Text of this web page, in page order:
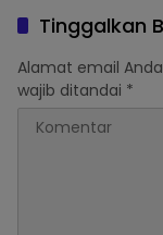
Tinggalkan
Alamat email
wajib ditandai *